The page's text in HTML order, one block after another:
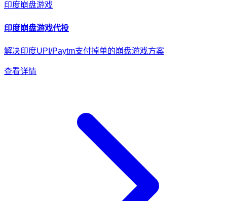
印度崩盘游戏
印度崩盘游戏代投
解决印度UPI/Paytm支付掉单的崩盘游戏方案
查看详情